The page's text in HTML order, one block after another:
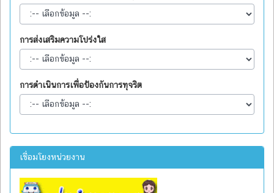
การส่งเสริมความโปร่งใส
การดำเนินการเพื่อป้องกันการทุจริต
เชื่อมโยงหน่วยงาน